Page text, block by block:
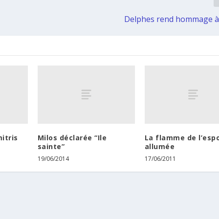
Delphes rend hommage
Milos déclarée “Ile
sainte”
19/06/2014
La flamme de
allumée
17/06/2011